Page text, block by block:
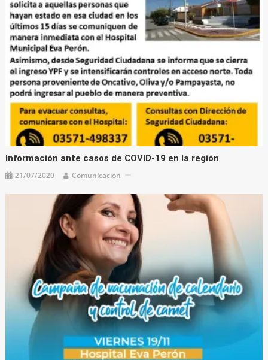
Información ante casos de COVID-19 en la región
21/07/2020 Comunicación